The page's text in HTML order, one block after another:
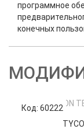
программное
конечных
Код: 60222